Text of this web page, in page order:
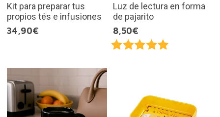
Kit para preparar tus
propios tés e infusiones
34,90€
Luz de lectura en forma
de pajarito
8,50€